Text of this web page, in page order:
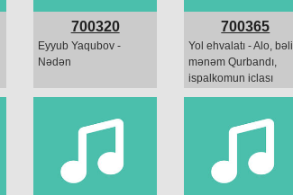
700320
Eyyub Yaqubov -
Nədən
700365
Yol ehvalatı - Alo, bəli
mənəm Qurbandı,
ispalkomun iclası
başdıyıb, mən zala
canım, sən nə